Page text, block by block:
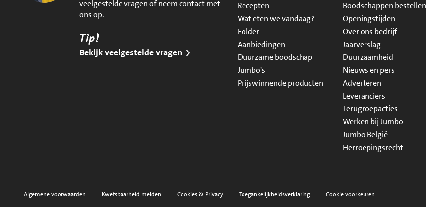
veelgestelde vragen of neem contact met
ons op.
Tip!
Bekijk veelgestelde vragen
Recepten
Wat eten we vandaag?
Folder
Aanbiedingen
Duurzame boodschap
Jumbo's
Prijswinnende producten
Boodschappen bestellen
Openingstijden
Over ons bedrijf
Jaarverslag
Duurzaamheid
Nieuws en pers
Adverteren
Leveranciers
Terugroepacties
Werken bij Jumbo
Jumbo België
Herroepingsrecht
Voorwaarden, privacy en sitemap
Algemene voorwaarden Kwetsbaarheid melden Cookies & Privacy Toegankelijkheidsverklaring Cookie voorkeuren